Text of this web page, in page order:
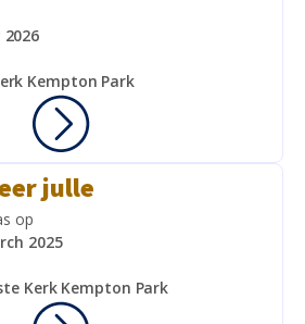
Kempton Park
julle
op
2025
Kerk Kempton Park